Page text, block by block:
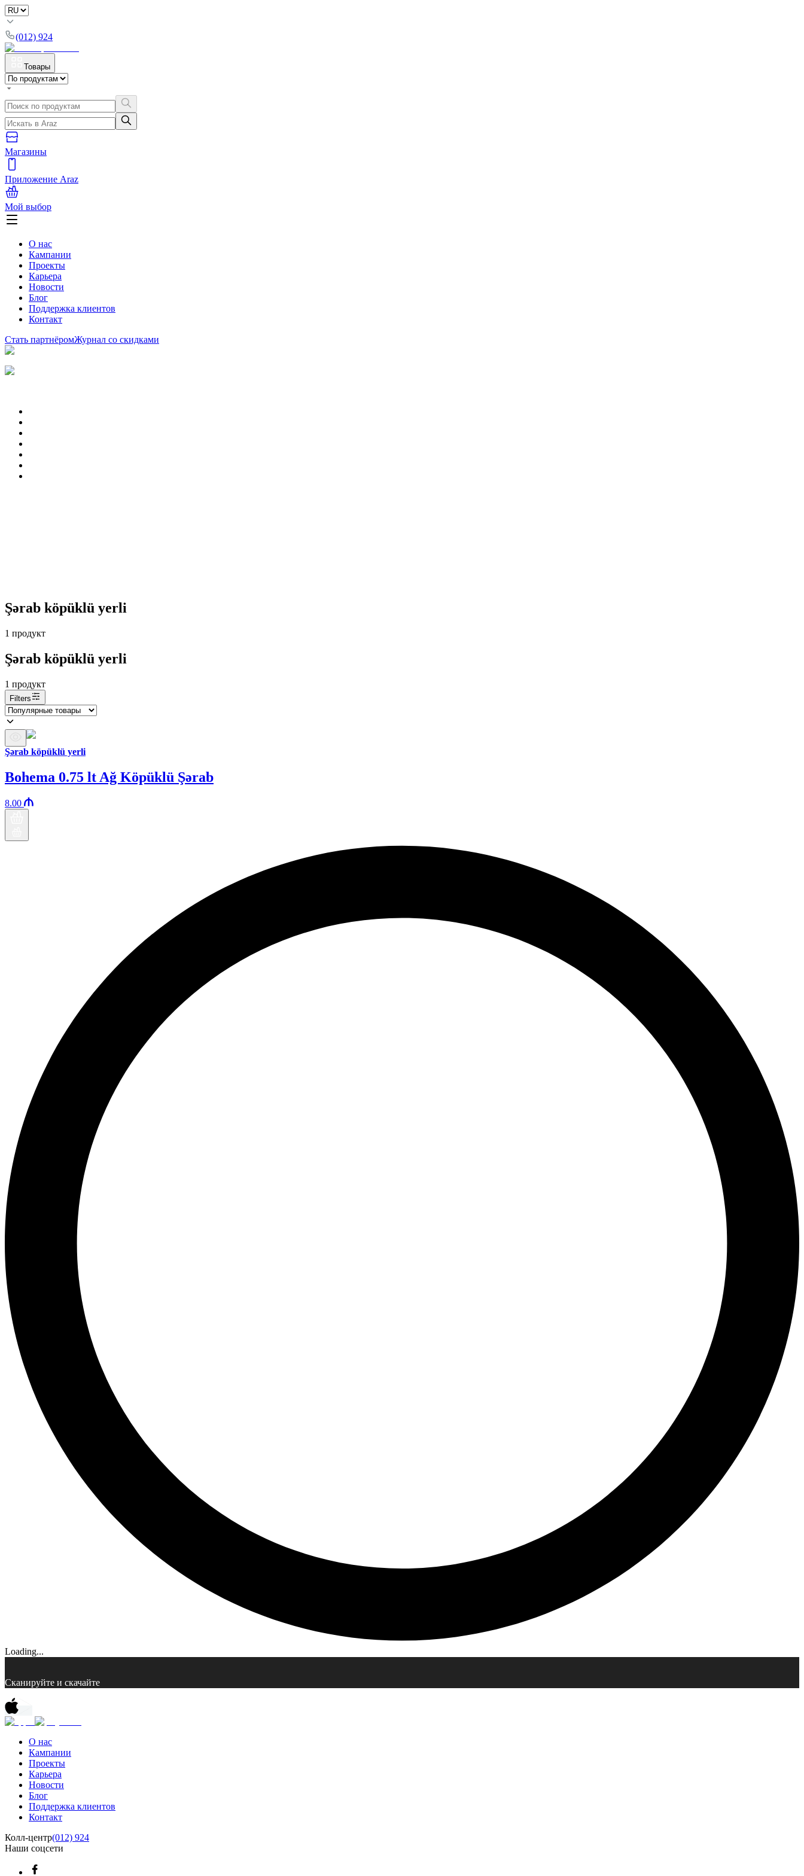
(012) 924
Товары
Магазины
Приложение Araz
Мой выбор
О нас
Кампании
Проекты
Карьера
Новости
Блог
Поддержка клиентов
Контакт
Стать партнёромЖурнал со скидками
Şərab köpüklü yerli
1 продукт
Şərab köpüklü yerli
1 продукт
Filters
Şərab köpüklü yerli
Bohema 0.75 lt Ağ Köpüklü Şərab
8.00
Loading...
Сканируйте и скачайте
О нас
Кампании
Проекты
Карьера
Новости
Блог
Поддержка клиентов
Контакт
Колл-центр(012) 924
Наши соцсети